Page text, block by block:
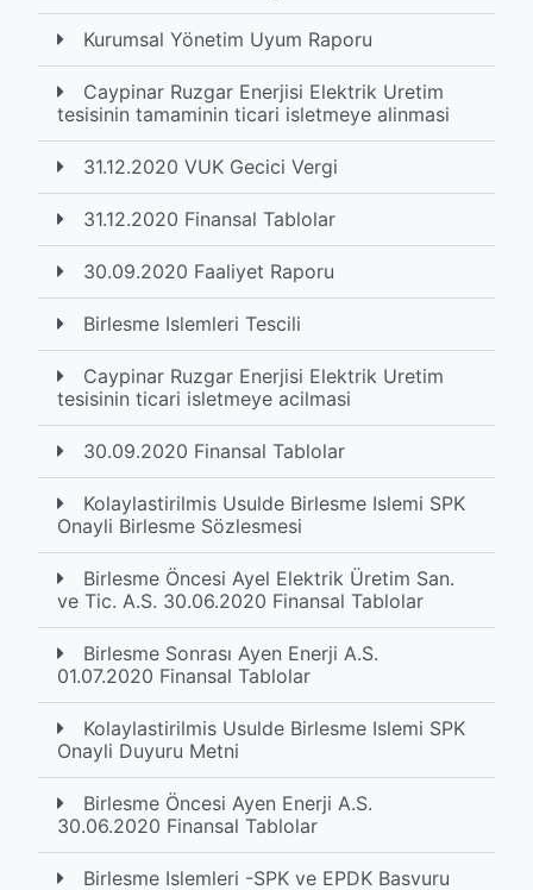
Kurumsal Yönetim Uyum Raporu
Caypinar Ruzgar Enerjisi Elektrik Uretim
tesisinin tamaminin ticari isletmeye alinmasi
31.12.2020 VUK Gecici Vergi
31.12.2020 Finansal Tablolar
30.09.2020 Faaliyet Raporu
Birlesme Islemleri Tescili
Caypinar Ruzgar Enerjisi Elektrik Uretim
tesisinin ticari isletmeye acilmasi
30.09.2020 Finansal Tablolar
Kolaylastirilmis Usulde Birlesme Islemi SPK
Onayli Birlesme Sözlesmesi
Birlesme Öncesi Ayel Elektrik Üretim San.
ve Tic. A.S. 30.06.2020 Finansal Tablolar
Birlesme Sonrası Ayen Enerji A.S.
01.07.2020 Finansal Tablolar
Kolaylastirilmis Usulde Birlesme Islemi SPK
Onayli Duyuru Metni
Birlesme Öncesi Ayen Enerji A.S.
30.06.2020 Finansal Tablolar
Birlesme Islemleri -SPK ve EPDK Basvuru